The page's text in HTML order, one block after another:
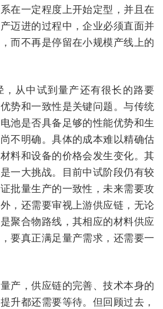
在一定程度上开始定型，并且在
迈进的过程中，企业必须直面并
而不再是停留在小规模产线上的
，从中试到量产还有很长的路要
势和一致性是关键问题。与传统
池是否具备足够的性能优势和生
不明确。具体的成本难以精确估
料和设备的价格会发生变化。其
一大挑战。目前中试阶段仍有较
批量生产的一致性，未来需要攻
，还需要审视上游供应链，无论
聚合物路线，其相应的材料供应
要真正满足量产需求，还需要一
产，供应链的完善、技术本身的
升都还需要等待。但回顾过去，